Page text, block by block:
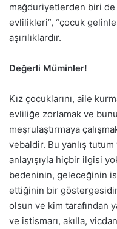
mağduriyetlerden biri de
evlilikleri”, “çocuk
aşırılıklardır.
Değerli Müminler!
Kız çocuklarını, aile
evliliğe zorlamak ve
meşrulaştırmaya
vebaldir. Bu yanlış
anlayışıyla hiçbir ilgisi
bedeninin, geleceğinin
ettiğinin bir
olsun ve kim tarafından
ve istismarı, akılla,